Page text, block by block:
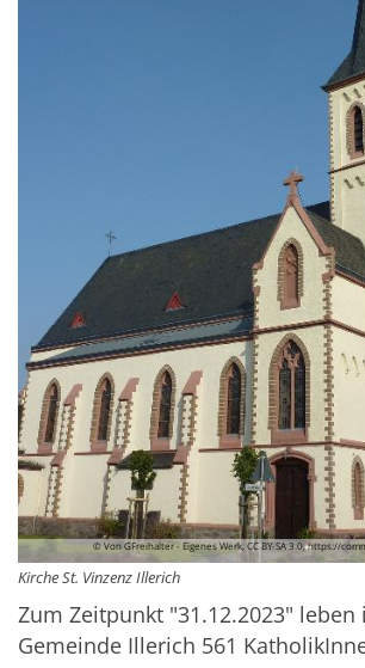
© Von GFreihalter - Eigenes Werk, CC BY-SA 3.0, https://
Kirche St. Vinzenz Illerich
Zum Zeitpunkt "31.12.2023" leben
Gemeinde Illerich 561